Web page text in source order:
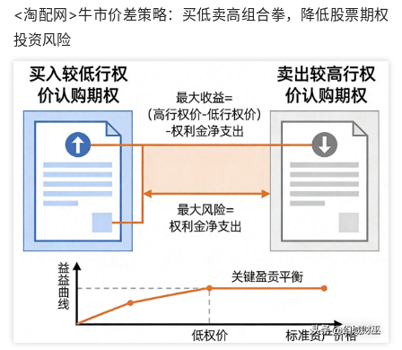
<淘配网>牛市价差策略：买低卖高组合拳，降低股票期权
投资风险